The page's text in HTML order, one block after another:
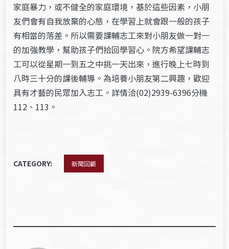
家庭暴力，或不健全的家庭環境，基於這些因素，小朋
友們會有自我放棄的心態，在學習上就會跟一般的孩子
有相當的落差。所以需要課輔志工來對小朋友做一對一
的加強教學，幫助孩子們拾回學習心。院方希望課輔志
工可以從星期一到五之中挑一天出來，進行晚上七時到
八時三十分的課後輔導。為培養小朋友第二興趣，歡迎
具有才藝的民眾加入志工。詳情洽(02)2939-6396分機
112、113。
CATEGORY: 新聞回顧